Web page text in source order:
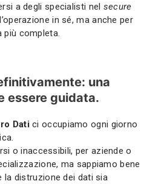
a degli specialisti nel secure
in sé, ma anche per
più completa.
una
essere guidata.
Datici occupiamo ogni giorno
o inaccessibili, per aziende o
ma sappiamo bene
la distruzione dei dati sia